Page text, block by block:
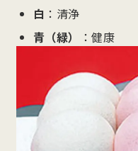
白 ：清浄
青（緑）
：健康